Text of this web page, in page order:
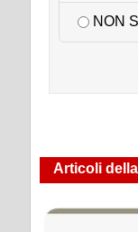
NON
Articoli